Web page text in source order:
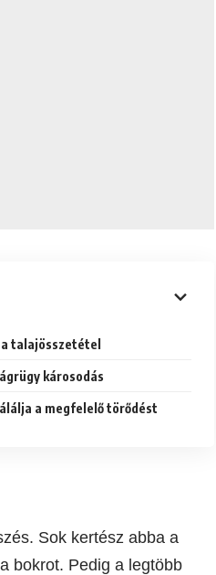
talajösszetétel
károsodás
a megfelelő törődést
Sok kertész abba a
bokrot. Pedig a legtöbb